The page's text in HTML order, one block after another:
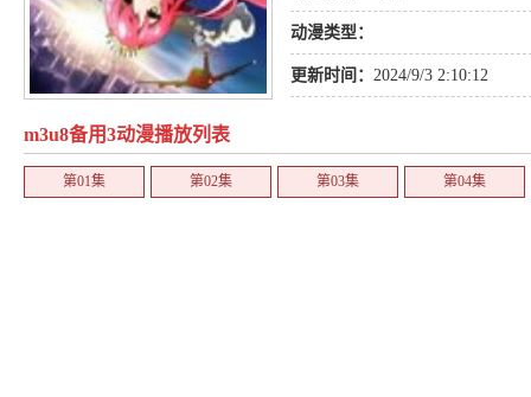
动漫类型：
更新时间： 2024/9/3 2:10:12
m3u8备用3动漫播放列表
第01集 第02集 第03集 第04集